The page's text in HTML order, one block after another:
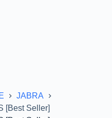
JABRA
[Best Seller]